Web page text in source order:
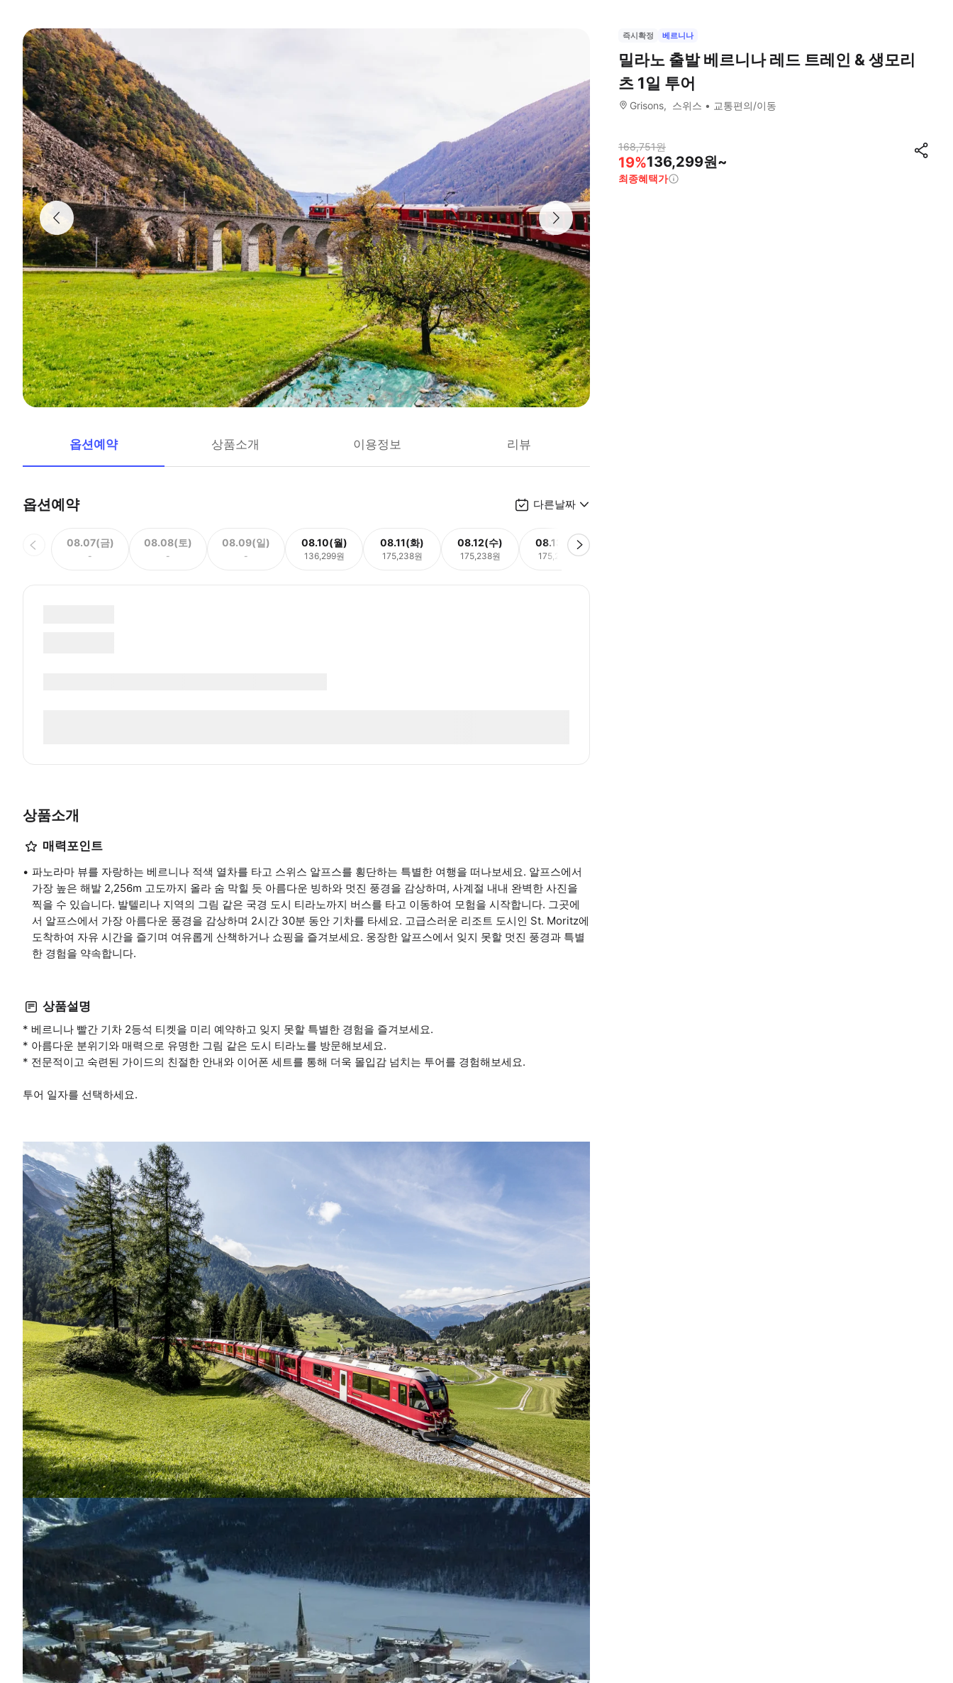
옵션예약 상품소개 이용정보 리뷰
옵션예약 다른날짜
08.07(금)
-
08.08(토)
-
08.09(일)
-
08.10(월)
136,299원
08.11(화)
175,238원
08.12(수)
175,238원
08.13(목)
175,238원
상품소개
매력포인트
파노라마 뷰를 자랑하는 베르니나 적색 열차를 타고 스위스 알프스를 횡단하는 특별한 여행을 떠나보세요. 알프스에서
가장 높은 해발 2,256m 고도까지 올라 숨 막힐 듯 아름다운 빙하와 멋진 풍경을 감상하며, 사계절 내내 완벽한 사진을
찍을 수 있습니다. 발텔리나 지역의 그림 같은 국경 도시 티라노까지 버스를 타고 이동하여 모험을 시작합니다. 그곳에
서 알프스에서 가장 아름다운 풍경을 감상하며 2시간 30분 동안 기차를 타세요. 고급스러운 리조트 도시인 St. Moritz에
도착하여 자유 시간을 즐기며 여유롭게 산책하거나 쇼핑을 즐겨보세요. 웅장한 알프스에서 잊지 못할 멋진 풍경과 특별
한 경험을 약속합니다.
상품설명
* 베르니나 빨간 기차 2등석 티켓을 미리 예약하고 잊지 못할 특별한 경험을 즐겨보세요.
* 아름다운 분위기와 매력으로 유명한 그림 같은 도시 티라노를 방문해보세요.
* 전문적이고 숙련된 가이드의 친절한 안내와 이어폰 세트를 통해 더욱 몰입감 넘치는 투어를 경험해보세요.
투어 일자를 선택하세요.
즉시확정 베르니나
밀라노 출발 베르니나 레드 트레인 & 생모리
츠 1일 투어
Grisons 스위스 교통편의/이동
168,751원
19%136,299원~
최종혜택가